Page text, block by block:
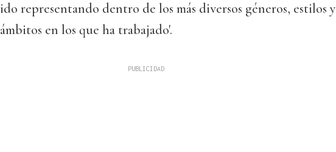
ido representando dentro de los más diversos géneros, estilos y
ámbitos en los que ha trabajado'.